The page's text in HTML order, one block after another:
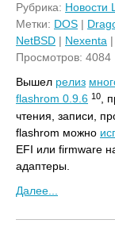
Рубрика: Новости
Метки: DOS |
NetBSD | Nexenta |
Просмотров: 4084
Вышел релиз
flashrom 0.9.6 10
,
чтения, записи,
flashrom можно
EFI или firmware
адаптеры.
Далее...